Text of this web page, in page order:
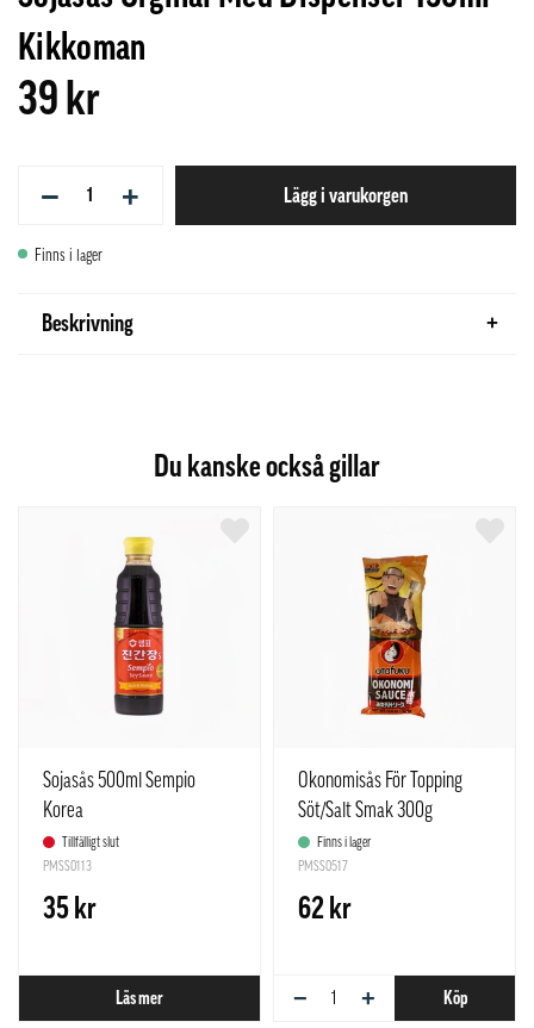
Kikkoman
39 kr
− + Lägg i varukorgen
Finns i lager
Beskrivning
Du kanske också gillar
Sojasås 500ml Sempio
Korea
Tillfälligt slut
PMSS0113
35 kr
Läs mer
Okonomisås För Topping
Söt/Salt Smak 300g
Otafuku Japan
Finns i lager
PMSS0517
62 kr
− + Köp